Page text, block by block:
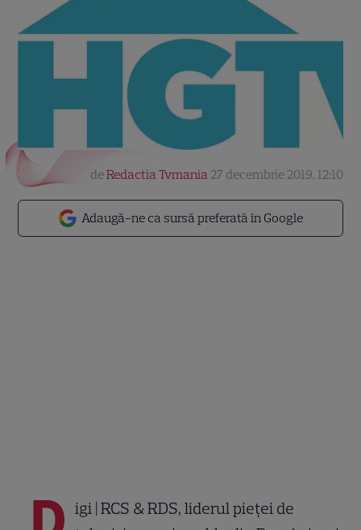
Adaugă-ne ca sursă preferată în Google
deRedactia Tvmania 27 decembrie 2019, 12:10
igi | RCS & RDS, liderul pieței de